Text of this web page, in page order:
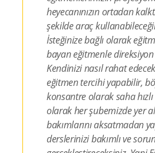
heyecanınızın ortadan
şekilde araç
İsteğinize bağlı olarak
bayan eğitmenle
Kendinizi nasıl rahat
eğitmen tercihi yapabilir,
konsantre olarak saha
olarak her şubemizde yer
bakımlarını aksatmadan
derslerinizi bakımlı ve